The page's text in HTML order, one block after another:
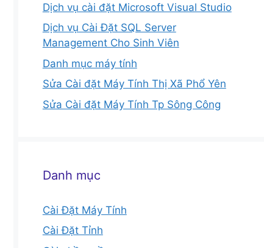
Dịch vụ cài đặt Microsoft Visual Studio
Dịch vụ Cài Đặt SQL Server
Management Cho Sinh Viên
Danh mục máy tính
Sửa Cài đặt Máy Tính Thị Xã Phổ Yên
Sửa Cài đặt Máy Tính Tp Sông Công
Danh mục
Cài Đặt Máy Tính
Cài Đặt Tỉnh